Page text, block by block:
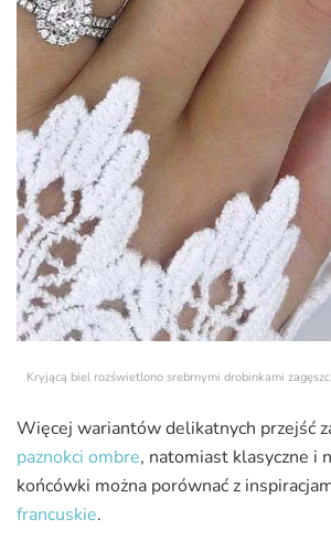
Kryjącą biel rozświetlono srebrnymi drobinkami
Więcej wariantów delikatnych przejść
paznokci ombre, natomiast klasyczne i
końcówki można porównać z
francuskie.